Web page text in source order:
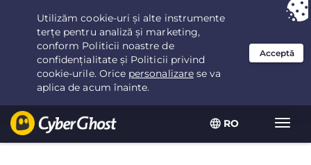
RO
Ai ales:Cea mai bună ofertăpentru 2.1666666666667ani la $